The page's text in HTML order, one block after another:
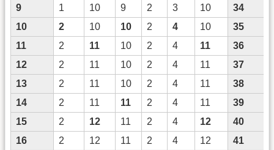
9
1 10 9 2 3 10
34
10
2 10 10 2 4 10
35
11
2 11 10 2 4 11
36
12
2 11 10 2 4 11
37
13
2 11 10 2 4 11
38
14
2 11 11 2 4 11
39
15
2 12 11 2 4 12
40
16
2 12 11 2 4 12
41